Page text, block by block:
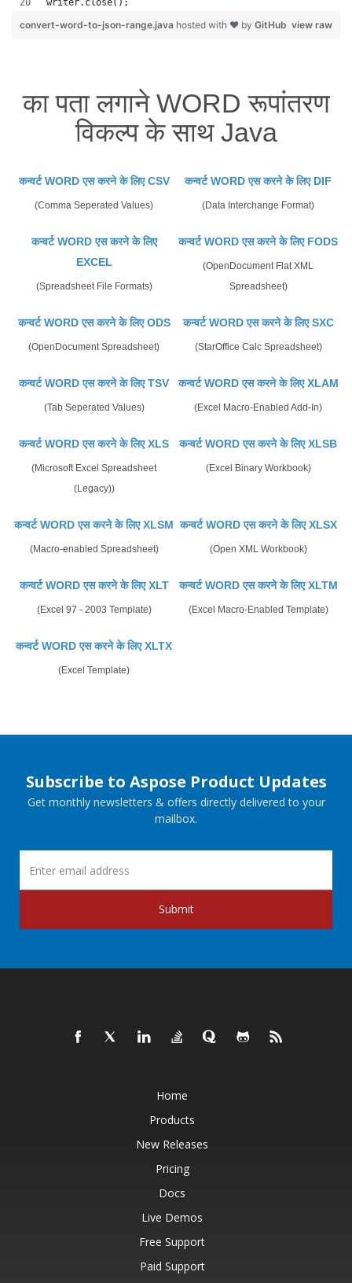
writer.close();
view raw
convert-word-to-json-range.java hosted with ❤ by GitHub
का पता लगाने WORD रूपांतरण
विकल्प के साथ Java
कन्वर्ट WORD एस करने के लिए CSV
(Comma Seperated Values)
कन्वर्ट WORD एस करने के लिए DIF
(Data Interchange Format)
कन्वर्ट WORD एस करने के लिए
EXCEL
(Spreadsheet File Formats)
कन्वर्ट WORD एस करने के लिए FODS
(OpenDocument Flat XML
Spreadsheet)
कन्वर्ट WORD एस करने के लिए ODS
(OpenDocument Spreadsheet)
कन्वर्ट WORD एस करने के लिए SXC
(StarOffice Calc Spreadsheet)
कन्वर्ट WORD एस करने के लिए TSV
(Tab Seperated Values)
कन्वर्ट WORD एस करने के लिए XLAM
(Excel Macro-Enabled Add-In)
कन्वर्ट WORD एस करने के लिए XLS
(Microsoft Excel Spreadsheet
(Legacy))
कन्वर्ट WORD एस करने के लिए XLSB
(Excel Binary Workbook)
कन्वर्ट WORD एस करने के लिए XLSM
(Macro-enabled Spreadsheet)
कन्वर्ट WORD एस करने के लिए XLSX
(Open XML Workbook)
कन्वर्ट WORD एस करने के लिए XLT
(Excel 97 - 2003 Template)
कन्वर्ट WORD एस करने के लिए XLTM
(Excel Macro-Enabled Template)
कन्वर्ट WORD एस करने के लिए XLTX
(Excel Template)
Subscribe to Aspose Product Updates
Get monthly newsletters & offers directly delivered to your
mailbox.
Submit
Home
Products
New Releases
Pricing
Docs
Live Demos
Free Support
Paid Support